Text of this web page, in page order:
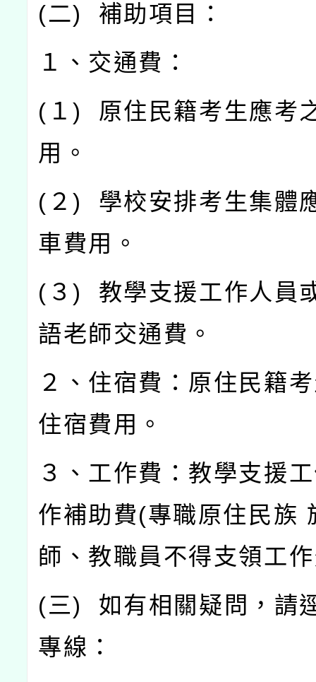
(二) 補助項目：
１、交通費：
( １) 原住民籍考生應考
用。
( ２) 學校安排考生集體
車費用。
( ３) 教學支援工作人員
語老師交通費。
２、住宿費：原住民籍
住宿費用。
３、工作費：教學支援
作補助費(專職原住民族
師、教職員不得支領工
(三) 如有相關疑問，請
專線：